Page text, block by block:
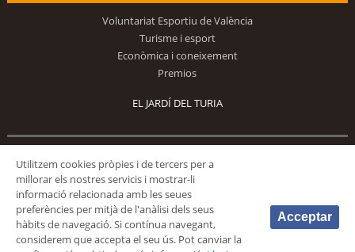
Voluntariat Esportiu de València
Turisme i esport
Econòmica i coneixement
Premios
EL JARDÍ DEL TURIA
Utilitzem cookies pròpies i de tercers per a
millorar els nostres servicis i mostrar-li
informació relacionada amb les seues
preferències per mitjà de l'anàlisi dels seus
hàbits de navegació. Si contínua navegant,
considerem que accepta el seu ús. Pot canviar la
Acceptar